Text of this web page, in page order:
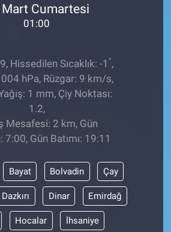
Cumartesi
01:00
Hissedilen Sıcaklık: -1 °,
hPa, Rüzgar: 9 km/s,
1 mm, Çiy Noktası:
1.2,
Mesafesi: 2 km, Gün
7:00, Gün Batımı: 19:11
Bayat Bolvadin Çay
Dazkırı Dinar Emirdağ
Hocalar İhsaniye